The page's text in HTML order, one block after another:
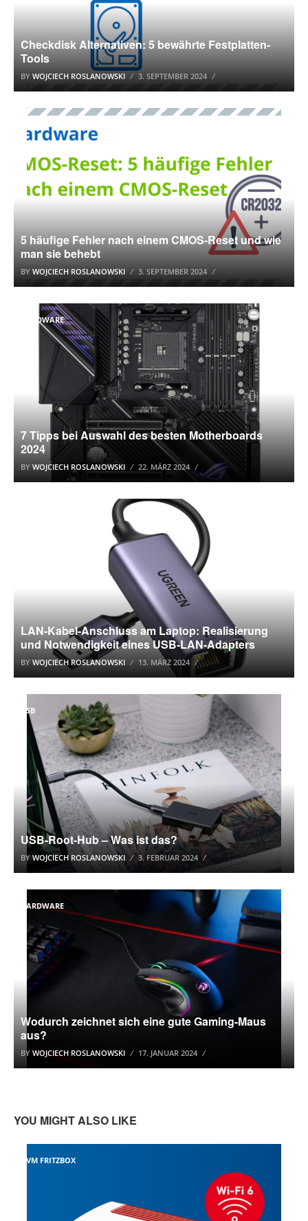
Checkdisk Alternativen: 5 bewährte Festplatten-
Tools
BY WOJCIECH ROSLANOWSKI 3. SEPTEMBER 2024
5 häufige Fehler nach einem CMOS-Reset und wie
man sie behebt
BY WOJCIECH ROSLANOWSKI 3. SEPTEMBER 2024
HARDWARE
7 Tipps bei Auswahl des besten Motherboards
2024
BY WOJCIECH ROSLANOWSKI 22. MÄRZ 2024
LAN-Kabel-Anschluss am Laptop: Realisierung
und Notwendigkeit eines USB-LAN-Adapters
BY WOJCIECH ROSLANOWSKI 13. MÄRZ 2024
USB
USB-Root-Hub – Was ist das?
BY WOJCIECH ROSLANOWSKI 3. FEBRUAR 2024
HARDWARE
Wodurch zeichnet sich eine gute Gaming-Maus
aus?
BY WOJCIECH ROSLANOWSKI 17. JANUAR 2024
YOU MIGHT ALSO LIKE
AVM FRITZBOX